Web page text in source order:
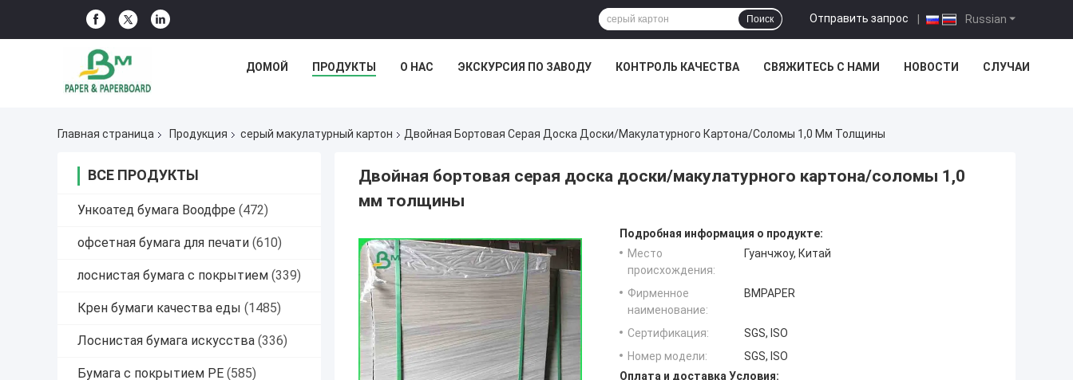
Russian
Отправить запрос |
Поиск
ДОМОЙ ПРОДУКТЫ О НАС ЭКСКУРСИЯ ПО ЗАВОДУ КОНТРОЛЬ КАЧЕСТВА СВЯЖИТЕСЬ С НАМИ НОВОСТИ СЛУЧАИ
Главная страница Продукция серый макулатурный картон Двойная Бортовая Серая Доска Доски/макулатурного Картона/соломы 1,0 Мм Толщины
ВСЕ ПРОДУКТЫ
Ункоатед бумага Воодфре (472)
офсетная бумага для печати (610)
лоснистая бумага с покрытием (339)
Крен бумаги качества еды (1485)
Лоснистая бумага искусства (336)
Бумага с покрытием PE (585)
Двойная бортовая серая доска доски/макулатурного картона/соломы 1,0
мм толщины
Подробная информация о продукте:
Место
происхождения:
Гуанчжоу, Китай
Фирменное
наименование:
BMPAPER
Сертификация:
SGS, ISO
Номер модели:
SGS, ISO
Оплата и доставка Условия: